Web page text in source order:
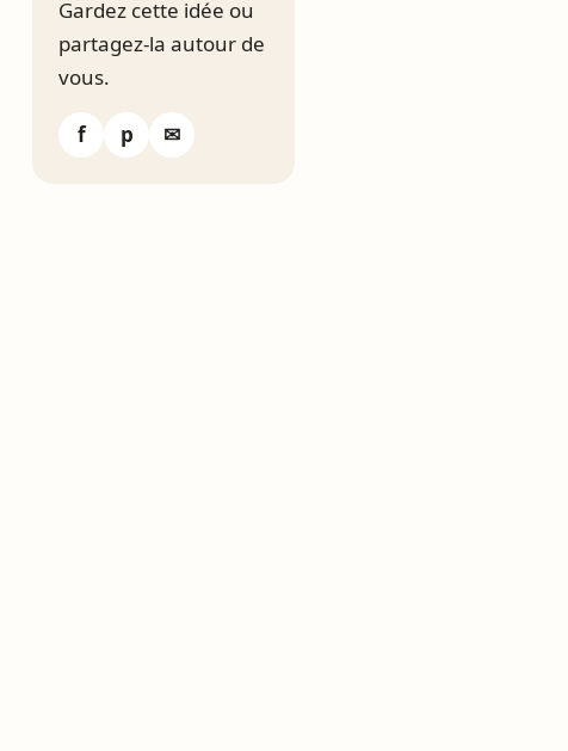
Gardez cette idée ou
partagez-la autour de
vous.
f p ✉